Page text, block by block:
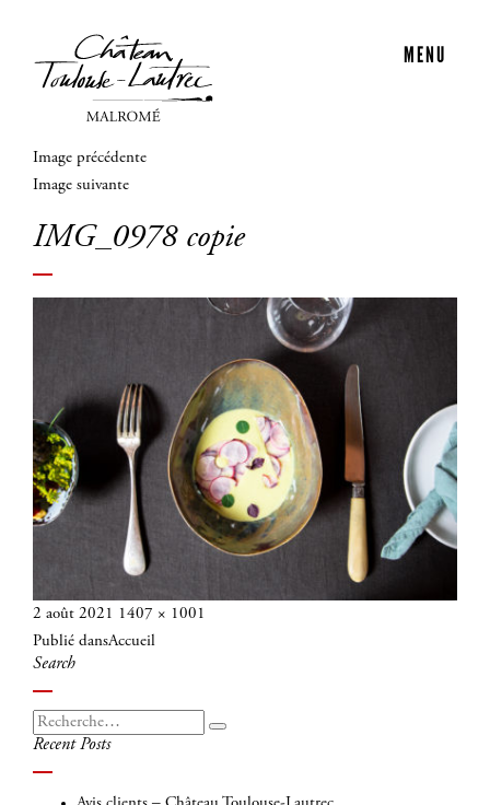
MENU
Image précédente
Image suivante
IMG_0978 copie
Publié
le
2 août 2021 Taille
réelle
1407 × 1001
Navigation
de
l’article
Publié dansAccueil
Search
Recherche
pour
:
Recherche
Recent Posts